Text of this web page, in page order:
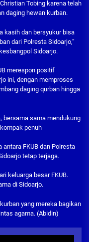
Tobing karena telah
daging hewan kurban.
kasih dan bersyukur bisa
dari Polresta Sidoarjo,”
Sidoarjo.
merespon positif
ini, dengan memproses
daging qurban hingga
bersama sama mendukung
penuh
antara FKUB dan Polresta
tetap terjaga.
keluarga besar FKUB.
di Sidoarjo.
yang mereka bagikan
agama. (Abidin)